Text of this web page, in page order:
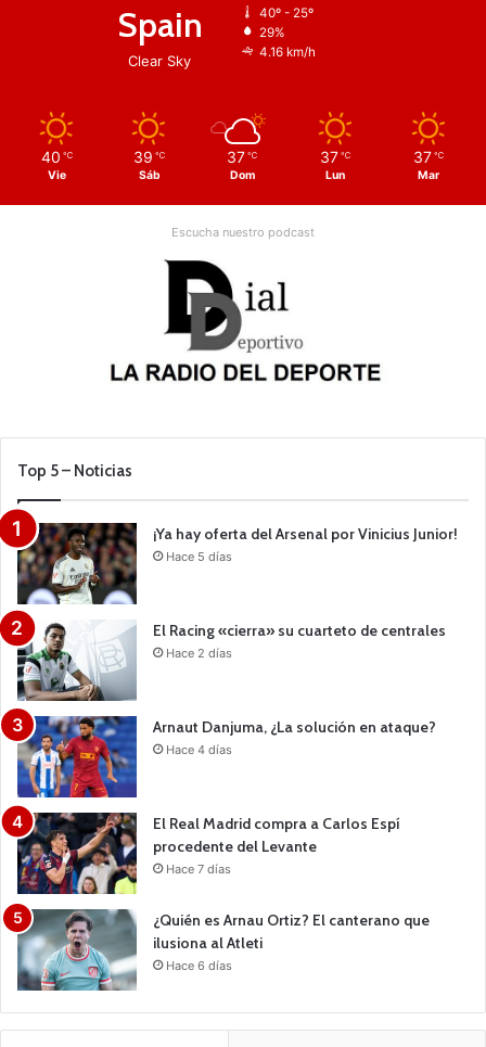
Spain
Clear Sky
40º - 25º
29%
4.16 km/h
40 ℃
Vie
39 ℃
Sáb
37 ℃
Dom
37 ℃
Lun
37 ℃
Mar
Escucha nuestro podcast
Top 5 – Noticias
¡Ya hay oferta del Arsenal por Vinicius Junior!
Hace 5 días
El Racing «cierra» su cuarteto de centrales
Hace 2 días
Arnaut Danjuma, ¿La solución en ataque?
Hace 4 días
El Real Madrid compra a Carlos Espí
procedente del Levante
Hace 7 días
¿Quién es Arnau Ortiz? El canterano que
ilusiona al Atleti
Hace 6 días